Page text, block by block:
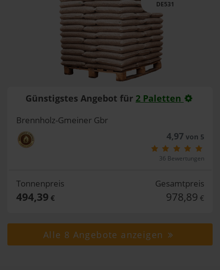
DE531
Günstigstes Angebot für 2 Paletten
Brennholz-Gmeiner Gbr
4,97von 5
36 Bewertungen
Tonnenpreis
494,39 €
Gesamtpreis
978,89 €
Alle 8 Angebote anzeigen